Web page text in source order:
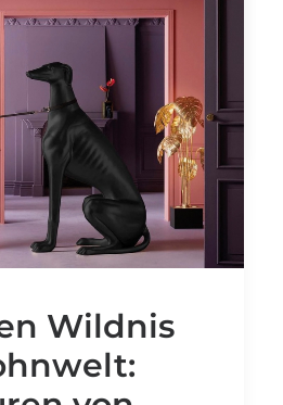
Wildnis